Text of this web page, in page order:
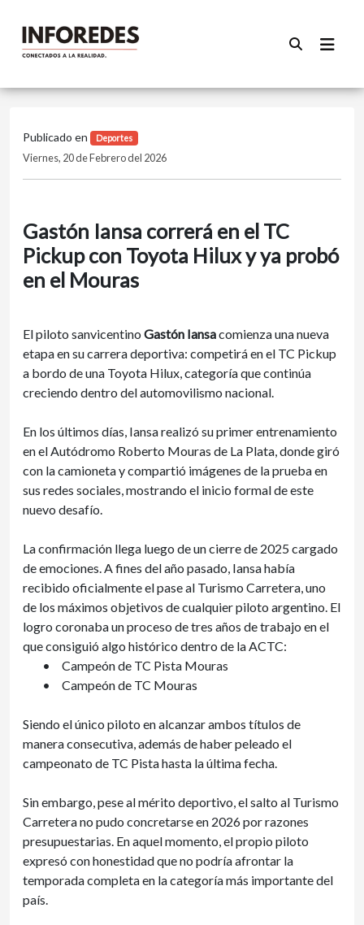
Publicado en Deportes
Viernes, 20 de Febrero del 2026
Gastón Iansa correrá en el TC
Pickup con Toyota Hilux y ya probó
en el Mouras
El piloto sanvicentino Gastón Iansacomienza una nueva
etapa en su carrera deportiva: competirá en el TC Pickup
a bordo de una Toyota Hilux, categoría que continúa
creciendo dentro del automovilismo nacional.
En los últimos días, Iansa realizó su primer entrenamiento
en el Autódromo Roberto Mouras de La Plata, donde giró
con la camioneta y compartió imágenes de la prueba en
sus redes sociales, mostrando el inicio formal de este
nuevo desafío.
La confirmación llega luego de un cierre de 2025 cargado
de emociones. A fines del año pasado, Iansa había
recibido oficialmente el pase al Turismo Carretera, uno
de los máximos objetivos de cualquier piloto argentino. El
logro coronaba un proceso de tres años de trabajo en el
que consiguió algo histórico dentro de la ACTC:
•
Campeón de TC Pista Mouras
•
Campeón de TC Mouras
Siendo el único piloto en alcanzar ambos títulos de
manera consecutiva, además de haber peleado el
campeonato de TC Pista hasta la última fecha.
Sin embargo, pese al mérito deportivo, el salto al Turismo
Carretera no pudo concretarse en 2026 por razones
presupuestarias. En aquel momento, el propio piloto
expresó con honestidad que no podría afrontar la
temporada completa en la categoría más importante del
país.